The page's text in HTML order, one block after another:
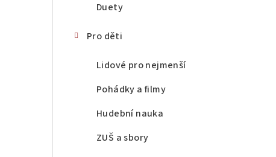
Duety
Pro děti
Lidové pro nejmenší
Pohádky a filmy
Hudební nauka
ZUŠ a sbory